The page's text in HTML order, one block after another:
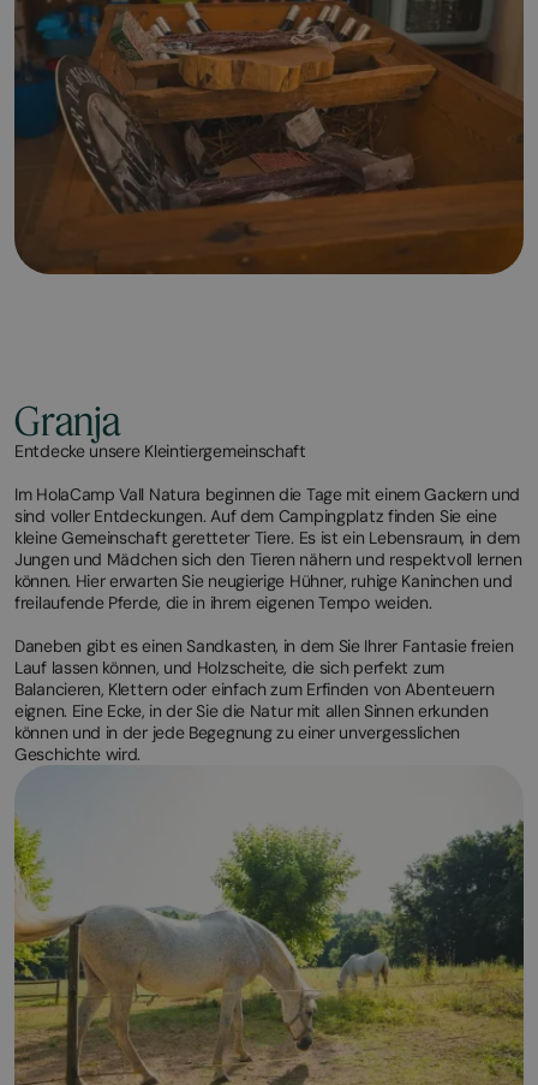
Granja
Entdecke unsere Kleintiergemeinschaft
Im HolaCamp Vall Natura beginnen die Tage mit einem Gackern und
sind voller Entdeckungen. Auf dem Campingplatz finden Sie eine
kleine Gemeinschaft geretteter Tiere. Es ist ein Lebensraum, in dem
Jungen und Mädchen sich den Tieren nähern und respektvoll lernen
können. Hier erwarten Sie neugierige Hühner, ruhige Kaninchen und
freilaufende Pferde, die in ihrem eigenen Tempo weiden.
Daneben gibt es einen Sandkasten, in dem Sie Ihrer Fantasie freien
Lauf lassen können, und Holzscheite, die sich perfekt zum
Balancieren, Klettern oder einfach zum Erfinden von Abenteuern
eignen. Eine Ecke, in der Sie die Natur mit allen Sinnen erkunden
können und in der jede Begegnung zu einer unvergesslichen
Geschichte wird.